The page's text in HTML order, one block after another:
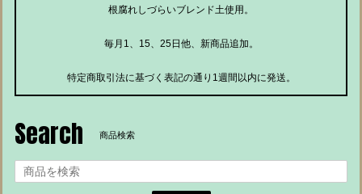
根腐れしづらいブレンド土使用。
毎月1、15、25日他、新商品追加。
特定商取引法に基づく表記の通り1週間以内に発送。
Search 商品検索